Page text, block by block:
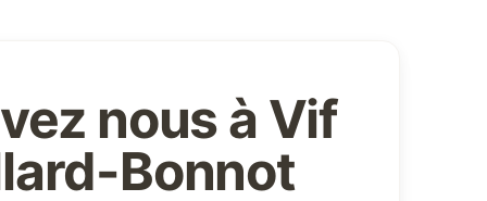
nous à Vif
Bonnot